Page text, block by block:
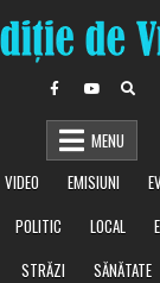
MENU
VIDEO EMISIUNI
POLITIC LOCAL
STRĂZI SĂNĂTATE